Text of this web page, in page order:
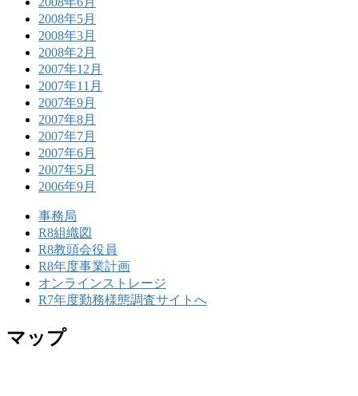
2008年5月
2008年3月
2008年2月
2007年12月
2007年11月
2007年9月
2007年8月
2007年7月
2007年6月
2007年5月
2006年9月
事務局
R8組織図
R8教頭会役員
R8年度事業計画
オンラインストレージ
R7年度勤務様態調査サイトへ
マップ